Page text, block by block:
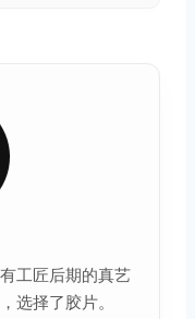
工匠后期的真艺
选择了胶片。